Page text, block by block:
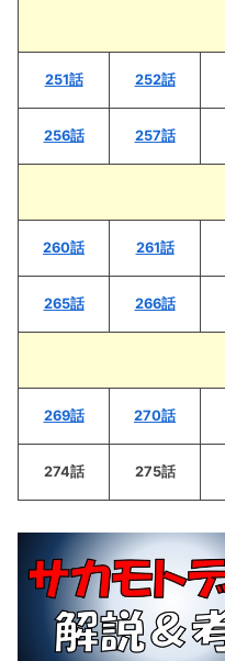
251話 252話
256話 257話
260話 261話
265話 266話
269話 270話
274話 275話